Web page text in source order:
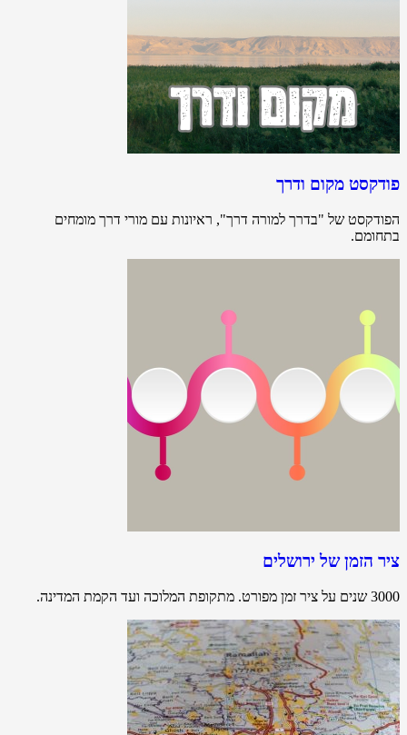
פודקסט מקום ודרך
הפודקסט של "בדרך למורה דרך", ראיונות עם מורי דרך מומחים
בתחומם.
ציר הזמן של ירושלים
3000 שנים על ציר זמן מפורט. מתקופת המלוכה ועד הקמת המדינה.